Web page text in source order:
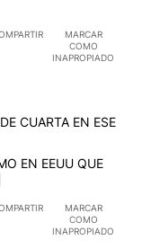
MARCAR
COMO
INAPROPIADO
CUARTA EN ESE
EN EEUU QUE
MARCAR
COMO
INAPROPIADO